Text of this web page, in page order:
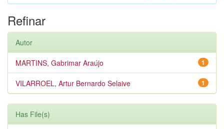
Refinar
Autor
1
MARTINS, Gabrimar Araújo
1
VILARROEL, Artur Bernardo Selaive
Has File(s)